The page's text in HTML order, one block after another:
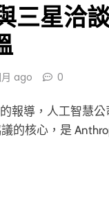
三星洽
月 ago 0
報導，人工智慧
的核心，是